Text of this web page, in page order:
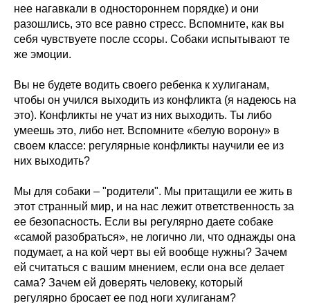
нее нагавкали в одностороннем порядке) и они
разошлись, это все равно стресс. Вспомните, как вы
себя чувствуете после ссоры. Собаки испытывают те
же эмоции.
Вы не будете водить своего ребенка к хулиганам,
чтобы он учился выходить из конфликта (я надеюсь на
это). Конфликты не учат из них выходить. Ты либо
умеешь это, либо нет. Вспомните «белую ворону» в
своем классе: регулярные конфликты научили ее из
них выходить?
Мы для собаки – "родители". Мы притащили ее жить в
этот странный мир, и на нас лежит ответственность за
ее безопасность. Если вы регулярно даете собаке
«самой разобраться», не логично ли, что однажды она
подумает, а на кой черт вы ей вообще нужны? Зачем
ей считаться с вашим мнением, если она все делает
сама? Зачем ей доверять человеку, который
регулярно бросает ее под ноги хулиганам?